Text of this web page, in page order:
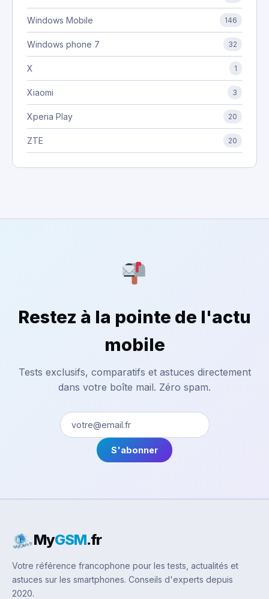
Windows Mobile 146
Windows phone 7 32
X 1
Xiaomi 3
Xperia Play 20
ZTE 20
Restez à la pointe de l'actu
mobile
Tests exclusifs, comparatifs et astuces directement
dans votre boîte mail. Zéro spam.
S'abonner
MyGSM.fr
Votre référence francophone pour les tests, actualités et
astuces sur les smartphones. Conseils d'experts depuis
2020.